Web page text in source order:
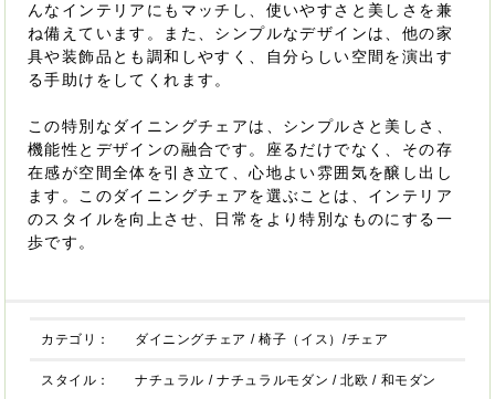
んなインテリアにもマッチし、使いやすさと美しさを兼
ね備えています。また、シンプルなデザインは、他の家
具や装飾品とも調和しやすく、自分らしい空間を演出す
る手助けをしてくれます。
この特別なダイニングチェアは、シンプルさと美しさ、
機能性とデザインの融合です。座るだけでなく、その存
在感が空間全体を引き立て、心地よい雰囲気を醸し出し
ます。このダイニングチェアを選ぶことは、インテリア
のスタイルを向上させ、日常をより特別なものにする一
歩です。
カテゴリ： ダイニングチェア /椅子（イス）/チェア
スタイル： ナチュラル /ナチュラルモダン /北欧 / 和モダン